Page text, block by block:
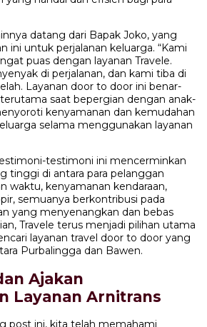
datang dari Bapak Joko, yang
ini untuk perjalanan keluarga. “Kami
puas dengan layanan Travele.
di perjalanan, dan kami tiba di
Layanan door to door ini benar-
saat bepergian dengan anak-
kenyamanan dan kemudahan
selama menggunakan layanan
testimoni ini mencerminkan
tinggi di antara para pelanggan
waktu, kenyamanan kendaraan,
semuanya berkontribusi pada
yang menyenangkan dan bebas
Travele terus menjadi pilihan utama
layanan travel door to door yang
Purbalingga dan Bawen.
Ajakan
Layanan Arnitrans
post ini, kita telah memahami